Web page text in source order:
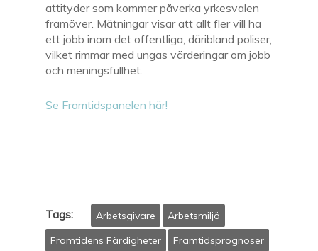
attityder som kommer påverka yrkesvalen
framöver. Mätningar visar att allt fler vill ha
ett jobb inom det offentliga, däribland poliser,
vilket rimmar med ungas värderingar om jobb
och meningsfullhet.
Se Framtidspanelen här!
Tags: Arbetsgivare
Arbetsmiljö
Framtidens Färdigheter
Framtidsprognoser